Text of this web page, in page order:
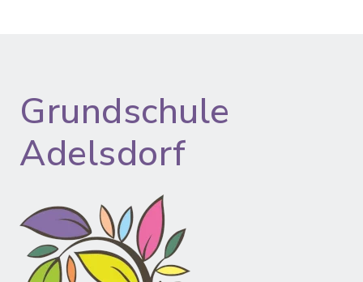
Grundschule
Adelsdorf